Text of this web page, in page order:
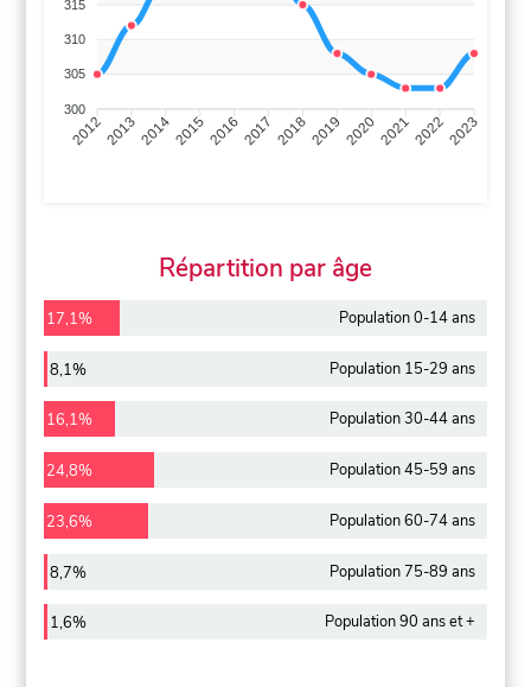
315
310
305
300
201220132014201520162017 20182019 2020202120222023
Répartition par âge
17,1% Population 0-14 ans
8,1% Population 15-29 ans
16,1% Population 30-44 ans
24,8% Population 45-59 ans
23,6% Population 60-74 ans
8,7% Population 75-89 ans
1,6% Population 90 ans et +